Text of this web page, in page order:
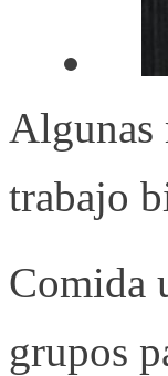
Algunas
trabajo
Comida
grupos